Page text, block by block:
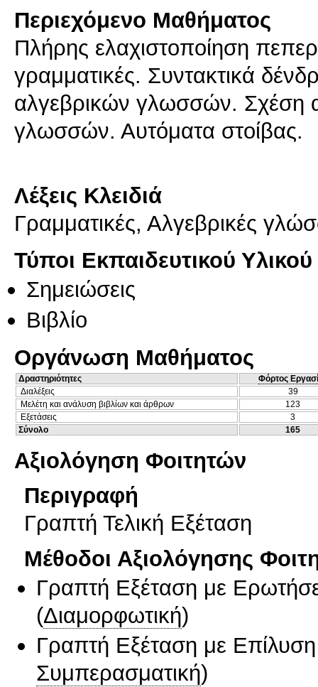
Περιεχόμενο Μαθήματος
Πλήρης ελαχιστοποίηση
γραμματικές. Συντακτικά
αλγεβρικών γλωσσών. Σχέση
γλωσσών. Αυτόματα στοίβας.
Λέξεις Κλειδιά
Γραμματικές, Αλγεβρικές
Τύποι Εκπαιδευτικού Υλικού
Σημειώσεις
Βιβλίο
Οργάνωση Μαθήματος
Δραστηριότητες
Φόρτος
Διαλέξεις
39
Μελέτη και ανάλυση βιβλίων και άρθρων
123
Εξετάσεις
3
Σύνολο
165
Αξιολόγηση Φοιτητών
Περιγραφή
Γραπτή Τελική Εξέταση
Μέθοδοι Αξιολόγησης
Γραπτή Εξέταση με
(Διαμορφωτική)
Γραπτή Εξέταση με
Συμπερασματική)